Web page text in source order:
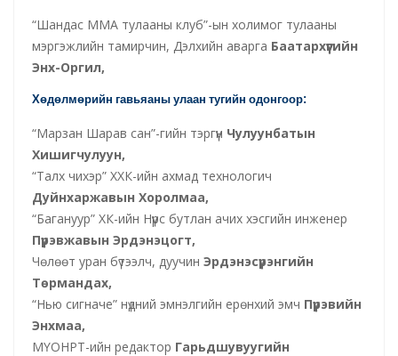
“Шандас ММА тулааны клуб”-ын холимог тулааны
мэргэжлийн тамирчин, Дэлхийн аварга Баатархүүгийн
Энх-Оргил,
Хөдөлмөрийн гавьяаны улаан тугийн одонгоор:
“Марзан Шарав сан”-гийн тэргүүн Чулуунбатын
Хишигчулуун,
“Талх чихэр” ХХК-ийн ахмад технологич
Дуйнхаржавын Хоролмаа,
“Багануур” ХК-ийн Нүүрс бутлан ачих хэсгийн инженер
Пүрэвжавын Эрдэнэцогт,
Чөлөөт уран бүтээлч, дуучин Эрдэнэсүрэнгийн
Төрмандах,
“Нью сигначе” нүдний эмнэлгийн ерөнхий эмч Пүрэвийн
Энхмаа,
МҮОНРТ-ийн редактор Гарьдшувуугийн